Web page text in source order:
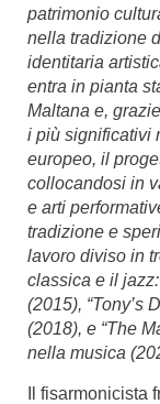
patrimonio
nella tradizione
identitaria
entra in pianta
Maltana e,
i più significativi
europeo, il
collocandosi in
e arti
tradizione e
lavoro diviso in
classica e il jazz:
(2015), “Tony’s
(2018), e “The
nella musica
Il fisarmonicista